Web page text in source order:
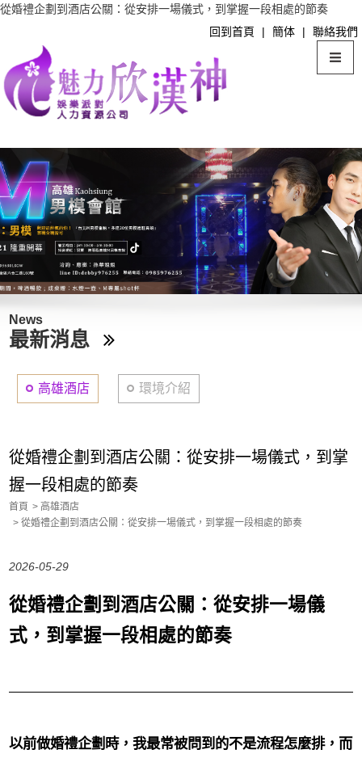
從婚禮企劃到酒店公關：從安排一場儀式，到掌握一段相處的節奏
回到首頁
| 簡体 | 聯絡我們
News
最新消息
高雄酒店 環境介紹
從婚禮企劃到酒店公關：從安排一場儀式，到掌
握一段相處的節奏
首頁
高雄酒店
從婚禮企劃到酒店公關：從安排一場儀式，到掌握一段相處的節奏
2026-05-29
從婚禮企劃到酒店公關：從安排一場儀
式，到掌握一段相處的節奏
以前做婚禮企劃時，我最常被問到的不是流程怎麼排，而